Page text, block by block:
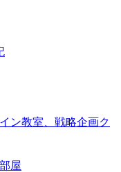
ン教室、戦略企画ク
屋